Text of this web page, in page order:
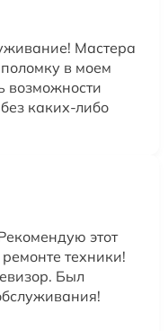
Мастера
в моем
возможности
каких-либо
этот
техники!
Был